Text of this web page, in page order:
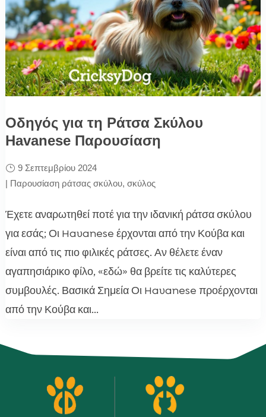
Οδηγός για τη Ράτσα Σκύλου
Havanese Παρουσίαση
9 Σεπτεμβρίου 2024
| Παρουσίαση ράτσας σκύλου, σκύλος
Έχετε αναρωτηθεί ποτέ για την ιδανική ράτσα σκύλου
για εσάς; Οι Havanese έρχονται από την Κούβα και
είναι από τις πιο φιλικές ράτσες. Αν θέλετε έναν
αγαπησιάρικο φίλο, «εδώ» θα βρείτε τις καλύτερες
συμβουλές. Βασικά Σημεία Οι Havanese προέρχονται
από την Κούβα και...